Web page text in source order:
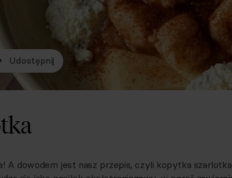
Udostępnij
A dowodem jest nasz przepis, czyli kopytka szarlotka